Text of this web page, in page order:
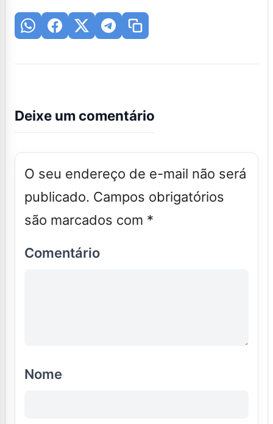
Deixe um comentário
O seu endereço de e-mail não será
publicado. Campos obrigatórios
são marcados com *
Comentário
Nome